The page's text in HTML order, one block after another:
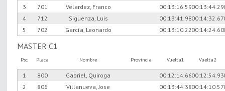
3
701 Velardez, Franco 00:13:16.5900:13:44.29
4
712 Siguenza, Luis 00:13:41.9800:14:32.67
5
702 García, Leonardo 00:13:10.2200:14:24.60
MASTER C1
Psc Placa Nombre Provincia Vuelta1 Vuelta2
1 800 Gabriel, Quiroga 00:12:14.6600:12:54.93
2
806 Villanueva, Jose 00:13:44.3800:14:10.57